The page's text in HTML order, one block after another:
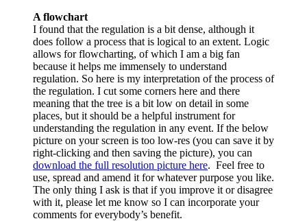
A flowchart
I found that the regulation is a bit dense, although it
does follow a process that is logical to an extent. Logic
allows for flowcharting, of which I am a big fan
because it helps me immensely to understand
regulation. So here is my interpretation of the process of
the regulation. I cut some corners here and there
meaning that the tree is a bit low on detail in some
places, but it should be a helpful instrument for
understanding the regulation in any event. If the below
picture on your screen is too low-res (you can save it by
right-clicking and then saving the picture), you can
download the full resolution picture here. Feel free to
use, spread and amend it for whatever purpose you like.
The only thing I ask is that if you improve it or disagree
with it, please let me know so I can incorporate your
comments for everybody’s benefit.